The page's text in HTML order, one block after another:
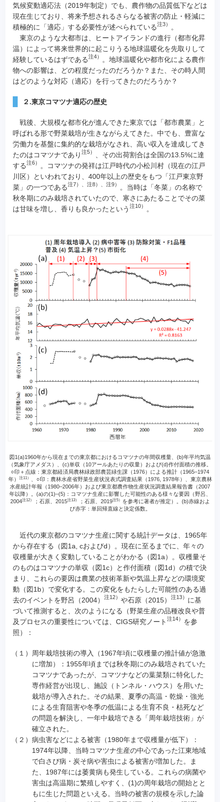
気候変動適応法（2019年制定）でも、農作物の品質低下などは
現在生じており、将来予想されるさらなる被害の防止・軽減に
積極的に「適応」する必要性が述べられている注3）
。
東京のような大都市は、ヒートアイランドの進行（都市化昇
温）によって将来世界的に起こりうる地球温暖化を先取りして
経験しているはずである注4）
。地球温暖化や都市化による農作
物への影響は、どの程度だったのだろうか？また、その時人間
はどのような対応（適応）を行ってきたのだろうか？
２.東京コマツナ適応の歴史
戦後、大規模な都市化が進んできた東京では「都市農業」と
呼ばれる形で野菜栽培が生きながらえてきた。中でも、豊富な
労働力を基盤に集約的な栽培がなされ、高い収入を達成してき
たのはコマツナであり 注5）
、その出荷割合は全国の13.5%に達
する注6）
。コマツナの発祥は江戸時代の小松川村（現在の江戸
川区）といわれており、400年以上の歴史をもつ「江戸東京野
菜」の一つである注7）、注8）、注9）
。当時は「冬菜」の名称で
秋冬期にのみ栽培されていたので、寒さにあたることでその菜
は甘味を増し、香りも良かったという 注10） 。
図1(a)1960年から現在までの東京都におけるコマツナの年間収穫量、(b)年平均気温
（気象庁アメダス）、(c)単収（10アールあたりの収量）および(d)作付面積の推移。
○印＋点線：東京都経済局農林緑政部農芸緑生課（1976）による推計（1965–1974
年）
注11）
、○印：農林水産省野菜生産状況表式調査結果（1976, 1978年）、東京農林
水産統計年報（1980–2006年）および東京都農作物生産状況調査結果報告書（2007
年以降）。(a)の(1)–(5)：コマツナ生産に影響した可能性のある様々な要因（野呂、
2004注12） ；石原、2015注13） ；石原、2019注5） を参考に著者が推定）。(b)赤線およ
び赤字：単回帰直線と決定係数。
近代の東京都のコマツナ生産に関する統計データは、1965年
から存在する（図1a, cおよびd）。現在に至るまでに、年々の
収穫量が大きく変動していることがわかる（図1a）。収穫量そ
のものはコマツナの単収（図1c）と作付面積（図1d）の積で決
まり、これらの要因は農業の技術革新や気温上昇などの環境変
動（図1b）で変化する。この変化をもたらした可能性のある過
去のイベントを野呂（2004）
注12） や石原（2015） 注13）
に基
づいて推測すると、次のようになる（野菜生産の品種改良や普
及プロセスの重要性については、CIGS研究ノート 注14）
を参
照）：
（１）
周年栽培技術の導入（1967年頃に収穫量の推計値が急激
に増加）：1955年頃までは秋冬期にのみ栽培されていた
コマツナであったが、コマツナなどの葉菜類に特化した
専作経営が出現し、施設（トンネル・ハウス）を用いた
栽培が導入された。その結果、夏季の高温・乾燥・強光
による生育阻害や冬季の低温による生育不良・枯死など
の問題を解決し、一年中栽培できる「周年栽培技術」が
確立された。
（２） 病虫害などによる被害（1980年まで収穫量が低下）：
1974年以降、当時コマツナ生産の中心であった江東地域
で白さび病・炭そ病や害虫による被害が増加した。ま
た、1987年には萎黄病も発生している。これらの病菌や
害虫は高温期に繁殖しやすく、(1)の周年栽培の開始とと
もに生じた問題といえる。当時の被害の規模を示した論